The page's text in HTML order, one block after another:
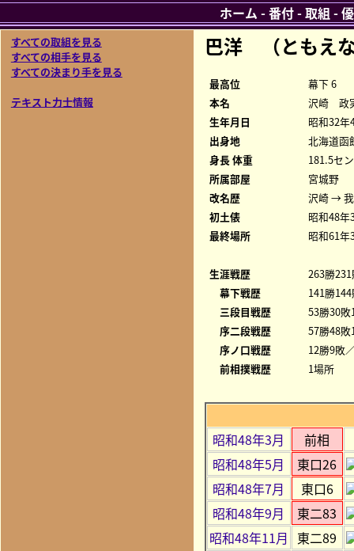
すべての取組を見る
すべての相手を見る
すべての決まり手を見る
テキスト力士情報
巴洋 （ともえ
最高位
幕下 6
本名
沢崎 政
生年月日
昭和32年
出身地
北海道函
身長 体重
181.5セ
所属部屋
宮城野
改名歴
沢崎 →
初土俵
昭和48年
最終場所
昭和61年
生涯戦歴
263勝
幕下戦歴
141勝
三段目戦歴
53勝30
序二段戦歴
57勝48
序ノ口戦歴
12勝9敗
前相撲戦歴
1場所
昭和48年3月
前相
昭和48年5月
東口26
昭和48年7月
東口6
昭和48年9月
東二83
昭和48年11月 東二89
ホーム -番付-取組 -